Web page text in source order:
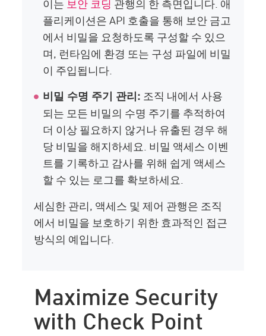
이는 보안 코딩 관행의 한 측면입니다. 애
플리케이션은 API 호출을 통해 보안 금고
에서 비밀을 요청하도록 구성할 수 있으
며, 런타임에 환경 또는 구성 파일에 비밀
이 주입됩니다.
비밀 수명 주기 관리: 조직 내에서 사용
되는 모든 비밀의 수명 주기를 추적하여
더 이상 필요하지 않거나 유출된 경우 해
당 비밀을 해지하세요. 비밀 액세스 이벤
트를 기록하고 감사를 위해 쉽게 액세스
할 수 있는 로그를 확보하세요.
세심한 관리, 액세스 및 제어 관행은 조직
에서 비밀을 보호하기 위한 효과적인 접근
방식의 예입니다.
Maximize Security
with Check Point